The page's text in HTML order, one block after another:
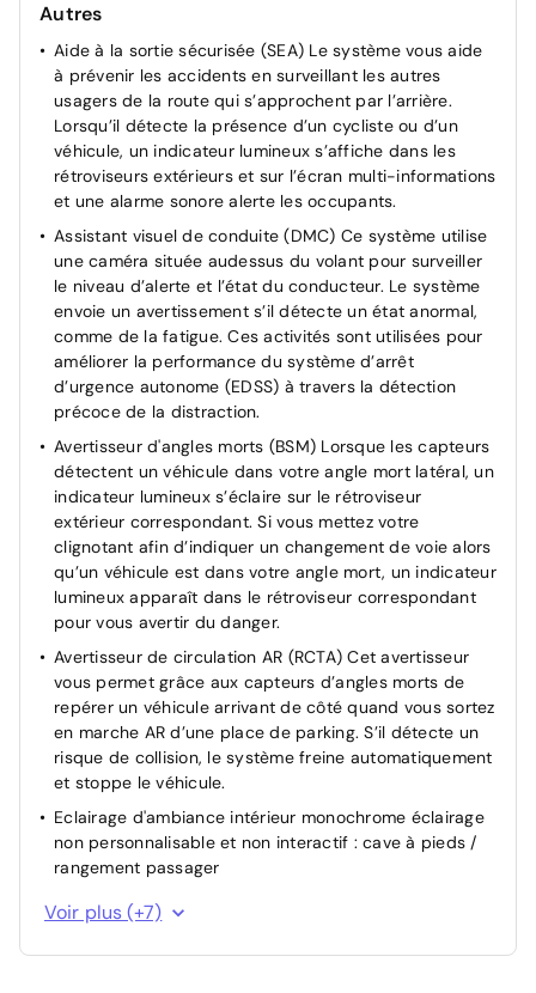
Frein de parking électronique
Kit de réparation anti-crevaison
Kit de sécurité
Lunette et vitres AR surteintées
Rétroviseur intérieur électrochromatique
Système d'appel d'urgence automatique "E-Call"
Système de rappel pour les sièges AR (RSRS)
Vitres AV/AR électriques
Volant chauffant
Autres
Aide à la sortie sécurisée (SEA) Le système vous aide
à prévenir les accidents en surveillant les autres
usagers de la route qui s’approchent par l’arrière.
Lorsqu’il détecte la présence d’un cycliste ou d’un
véhicule, un indicateur lumineux s’affiche dans les
rétroviseurs extérieurs et sur l’écran multi-informations
et une alarme sonore alerte les occupants.
Assistant visuel de conduite (DMC) Ce système utilise
une caméra située audessus du volant pour surveiller
le niveau d’alerte et l’état du conducteur. Le système
envoie un avertissement s’il détecte un état anormal,
comme de la fatigue. Ces activités sont utilisées pour
améliorer la performance du système d’arrêt
d’urgence autonome (EDSS) à travers la détection
précoce de la distraction.
Avertisseur d'angles morts (BSM) Lorsque les capteurs
détectent un véhicule dans votre angle mort latéral, un
indicateur lumineux s’éclaire sur le rétroviseur
extérieur correspondant. Si vous mettez votre
clignotant afin d’indiquer un changement de voie alors
qu’un véhicule est dans votre angle mort, un indicateur
lumineux apparaît dans le rétroviseur correspondant
pour vous avertir du danger.
Avertisseur de circulation AR (RCTA) Cet avertisseur
vous permet grâce aux capteurs d’angles morts de
repérer un véhicule arrivant de côté quand vous sortez
en marche AR d’une place de parking. S’il détecte un
risque de collision, le système freine automatiquement
et stoppe le véhicule.
Eclairage d'ambiance intérieur monochrome éclairage
non personnalisable et non interactif : cave à pieds /
rangement passager
Jantes en alliage 18" bi-ton gris anthracite mat et
aluminium
Montants B de portes noir laqué
Voir plus (+7)